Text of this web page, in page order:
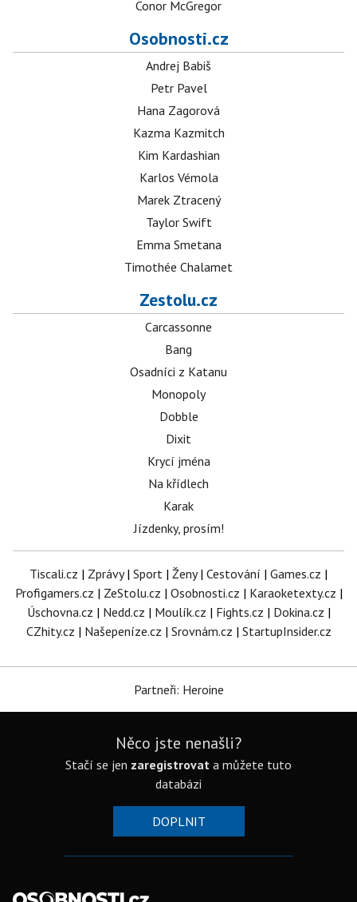
Conor McGregor
Osobnosti.cz
Andrej Babiš
Petr Pavel
Hana Zagorová
Kazma Kazmitch
Kim Kardashian
Karlos Vémola
Marek Ztracený
Taylor Swift
Emma Smetana
Timothée Chalamet
Zestolu.cz
Carcassonne
Bang
Osadníci z Katanu
Monopoly
Dobble
Dixit
Krycí jména
Na křídlech
Karak
Jízdenky, prosím!
Tiscali.cz | Zprávy| Sport | Ženy| Cestování | Games.cz |
Profigamers.cz | ZeStolu.cz | Osobnosti.cz | Karaoketexty.cz |
Úschovna.cz | Nedd.cz | Moulík.cz | Fights.cz | Dokina.cz |
CZhity.cz | Našepeníze.cz | Srovnám.cz | StartupInsider.cz
Partneři: Heroine
Něco jste nenašli?
Stačí se jen zaregistrovat a můžete tuto
databázi
DOPLNIT